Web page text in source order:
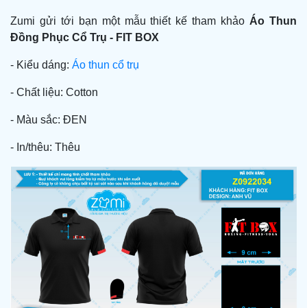
Zumi gửi tới bạn một mẫu thiết kế tham khảo Áo Thun
Đồng Phục Cổ Trụ - FIT BOX
- Kiểu dáng: Áo thun cổ trụ
- Chất liệu: Cotton
- Màu sắc: ĐEN
- In/thêu: Thêu